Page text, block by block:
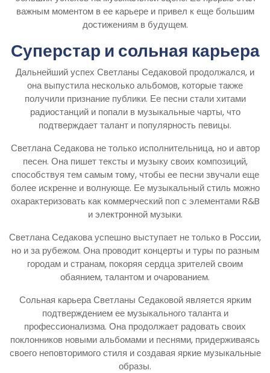
важным моментом в ее карьере и привел к еще большим
достижениям в будущем.
Суперстар и сольная карьера
Дальнейший успех Светланы Седаковой продолжался, и
она выпустила несколько альбомов, которые также
получили признание публики. Ее песни стали хитами
радиостанций и попали в музыкальные чарты, что
подтверждает талант и популярность певицы.
Светлана Седакова не только исполнительница, но и автор
песен. Она пишет тексты и музыку своих композиций,
способствуя тем самым тому, чтобы ее песни звучали еще
более искренне и волнующе. Ее музыкальный стиль можно
охарактеризовать как коммерческий поп с элементами R&B
и электронной музыки.
Светлана Седакова успешно выступает не только в России,
но и за рубежом. Она проводит концерты и туры по разным
городам и странам, покоряя сердца зрителей своим
обаянием, талантом и очарованием.
Сольная карьера Светланы Седаковой является ярким
подтверждением ее музыкального таланта и
профессионализма. Она продолжает радовать своих
поклонников новыми альбомами и песнями, придерживаясь
своего неповторимого стиля и создавая яркие музыкальные
образы.